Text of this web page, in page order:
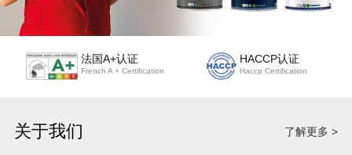
法国A+认证
French A + Certification
HACCP认证
Haccp Certification
关于我们 了解更多 >